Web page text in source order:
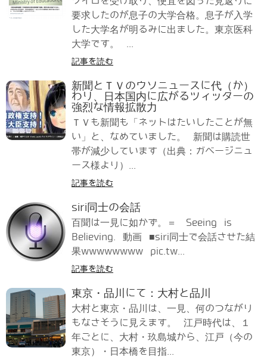
要求したのが息子の大学合格。息子が入学
した大学名が明るみに出ました。東京医科
大学です。 ...
記事を読む
新聞とＴＶのウソニュースに代（か）
わり、日本国内に広がるツィッターの
強烈な情報拡散力
ＴＶも新聞も「ネットはたいしたことが無
い」と、なめていました。 新聞は購読世
帯が減少しています（出典：ガベージニュ
ース様より）...
記事を読む
siri同士の会話
百聞は一見に如かず。＝ Seeing is
Believing. 動画 ■siri同士で会話させた結
果wwwwwwww pic.tw...
記事を読む
東京・品川にて：大村と品川
大村と東京・品川は、一見、何のつながり
もなさそうに見えます。 江戸時代は、１
年ごとに、大村・玖島城から、江戸（今の
東京）・日本橋を目指...